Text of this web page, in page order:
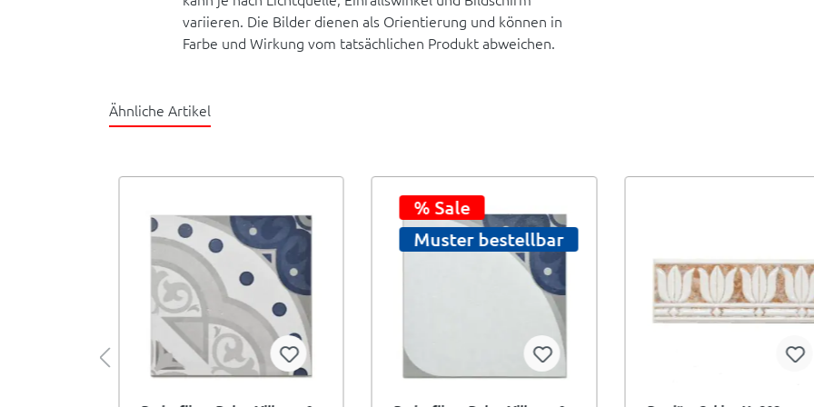
variieren. Die Bilder dienen als Orientierung und können in
Farbe und Wirkung vom tatsächlichen Produkt abweichen.
Ähnliche Artikel
% Sale
Muster bestellbar